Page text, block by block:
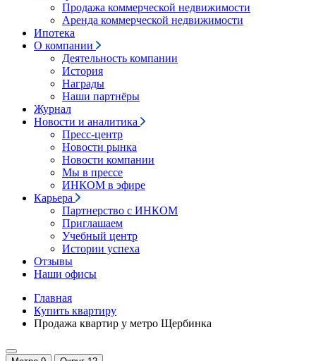
Продажа коммерческой недвижимости
Аренда коммерческой недвижимости
Ипотека
О компании
Деятельность компании
История
Награды
Наши партнёры
Журнал
Новости и аналитика
Пресс-центр
Новости рынка
Новости компании
Мы в прессе
ИНКОМ в эфире
Карьера
Партнерство с ИНКОМ
Приглашаем
Учебный центр
Истории успеха
Отзывы
Наши офисы
Главная
Купить квартиру
Продажа квартир у метро Щербинка